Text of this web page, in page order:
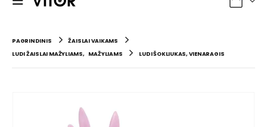
PAGRINDINIS
ŽAISLAI VAIKAMS
LUDI ŽAISLAI MAŽYLIAMS, MAŽYLIAMS LUDI ŠOKLIUKAS, VIENARAGIS